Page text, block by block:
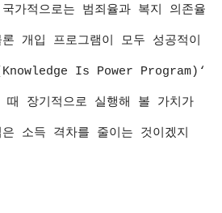
가적으로는 범죄율과 복지 의존율
개입 프로그램이 모두 성공적이
Is Power Program)‘
때 장기적으로 실행해 볼 가치가
소득 격차를 줄이는 것이겠지